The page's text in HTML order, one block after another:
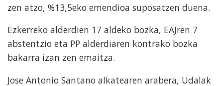
zen atzo, %13,5eko emendioa suposatzen duena.
Ezkerreko alderdien 17 aldeko bozka, EAJren 7
abstentzio eta PP alderdiaren kontrako bozka
bakarra izan zen emaitza.
Jose Antonio Santano alkatearen arabera, Udalak